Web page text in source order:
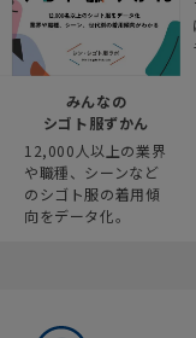
みんなの
シゴト服ずかん
12,000人以上の業界
や職種、シーンなど
のシゴト服の着用傾
向をデータ化。